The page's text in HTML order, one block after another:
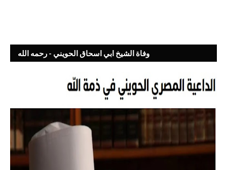
وفاة الشيخ ابي اسحاق الحويني - رحمه الله